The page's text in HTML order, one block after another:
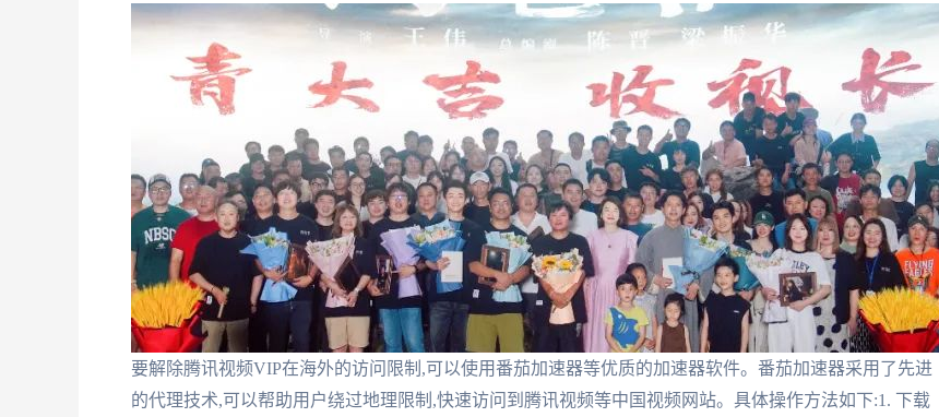
要解除腾讯视频VIP在海外的访问限制,可以使用番茄加速器等优质的加速器软件。番茄加速器采用了先进
的代理技术,可以帮助用户绕过地理限制,快速访问到腾讯视频等中国视频网站。具体操作方法如下:1. 下载